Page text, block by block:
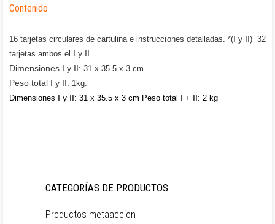
Contenido
16 tarjetas circulares de cartulina e instrucciones detalladas. *(I y II) 32
tarjetas ambos el I y II
Dimensiones I y II: 31 x 35.5 x 3 cm.
Peso total I y II: 1kg.
Dimensiones I y II: 31 x 35.5 x 3 cm Peso total I + II: 2 kg
CATEGORÍAS DE PRODUCTOS
Productos metaaccion